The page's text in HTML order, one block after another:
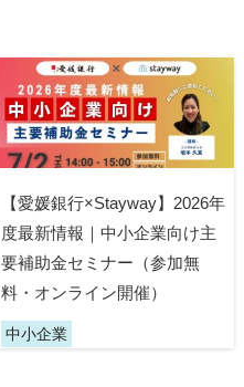
【愛媛銀行×Stayway】2026年
度最新情報｜中小企業向け主
要補助金セミナー（参加無
料・オンライン開催）
中小企業